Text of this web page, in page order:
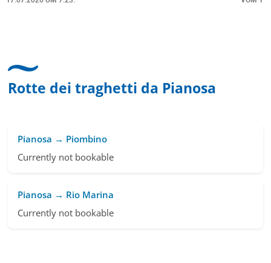
freundlich, unkompliziert und sehr angenehme
Rotte dei traghetti da Pianosa
Pianosa → Piombino
Currently not bookable
Pianosa → Rio Marina
Currently not bookable